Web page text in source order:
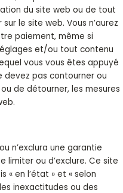
du site web ou de tout
le site web. Vous n’aurez
paiement, même si
et/ou tout contenu
vous vous êtes appuyé
devez pas contourner ou
de détourner, les mesures
n’exclura une garantie
limiter ou d’exclure. Ce site
en l’état » et « selon
inexactitudes ou des